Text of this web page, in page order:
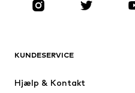
Tilbehør
Nyheder
KUNDESERVICE
Hjælp & Kontakt